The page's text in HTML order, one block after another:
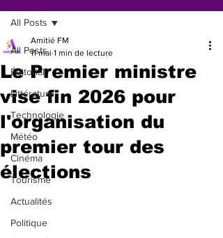
All Posts
Éditorial
Littérature
Technologie
Météo
Cinéma
Tourisme
Actualités
Politique
All Posts
Le Premier ministre
vise fin 2026 pour
l'organisation du
premier tour des
élections
Amitié FM
11 mai 1 min de lecture